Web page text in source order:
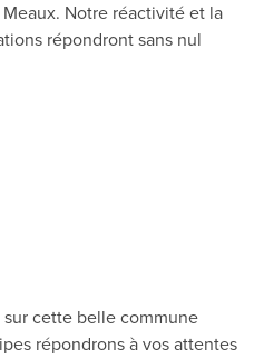
Notre réactivité et la
répondront sans nul
cette belle commune
répondrons à vos attentes